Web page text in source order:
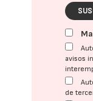
avisos
de